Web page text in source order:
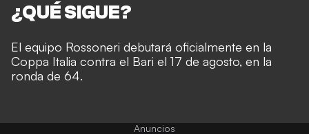
¿QUÉ SIGUE?
El equipo Rossoneri debutará oficialmente en la
Coppa Italia contra el Bari el 17 de agosto, en la
ronda de 64.